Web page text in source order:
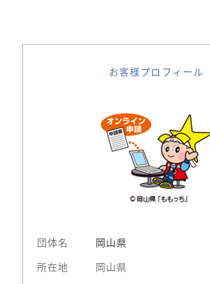
お客様プロフィール
団体名
岡山県
所在地
岡山県